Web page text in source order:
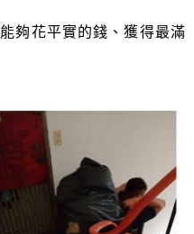
夠花平實的錢、獲得最滿